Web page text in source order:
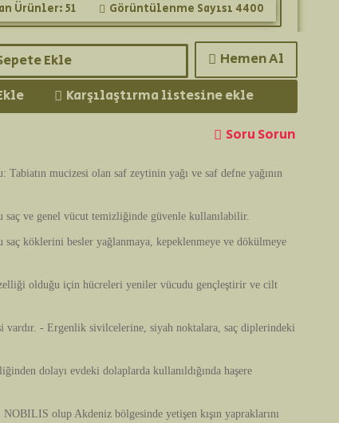
Ürünler: 51 Görüntülenme Sayısı 4400
Ekle
Hemen Al
Karşılaştırma listesine ekle
Soru Sorun
mucizesi olan saf zeytinin yağı ve saf defne yağının
ve genel vücut temizliğinde güvenle kullanılabilir.
köklerini besler yağlanmaya, kepeklenmeye ve dökülmeye
olduğu için hücreleri yeniler vücudu gençleştirir ve cilt
- Ergenlik sivilcelerine, siyah noktalara, saç diplerindeki
dolayı evdeki dolaplarda kullanıldığında haşere
olup Akdeniz bölgesinde yetişen kışın yapraklarını